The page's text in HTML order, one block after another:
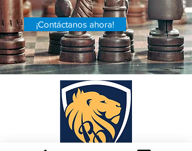
¡Contáctanos ahora!